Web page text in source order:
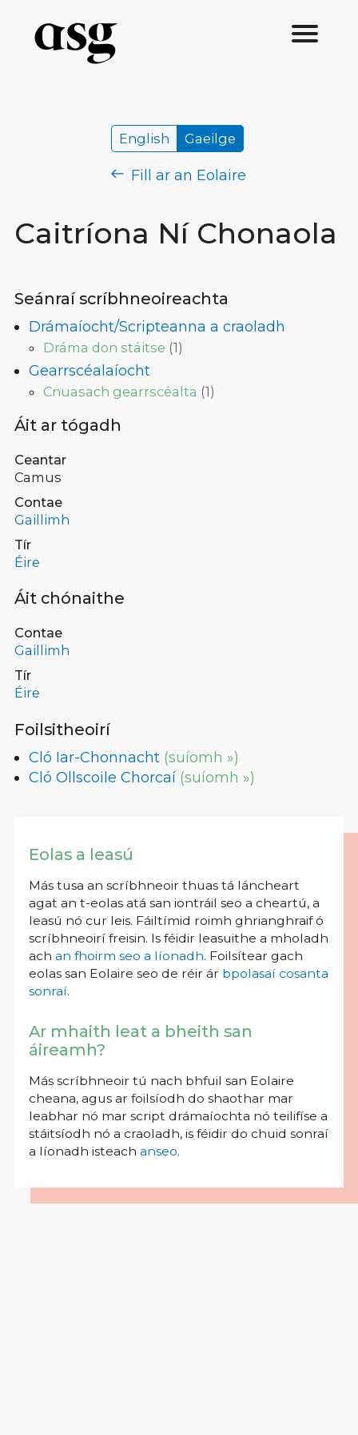
Caitríona Ní Chonaola
English Gaeilge
Fill ar an Eolaire
Seánraí scríbhneoireachta
Drámaíocht/Scripteanna a craoladh
Dráma don stáitse (1)
Gearrscéalaíocht
Cnuasach gearrscéalta (1)
Áit ar tógadh
Ceantar
Camus
Contae
Gaillimh
Tír
Éire
Áit chónaithe
Contae
Gaillimh
Tír
Éire
Foilsitheoirí
Cló Iar-Chonnacht (suíomh »)
Cló Ollscoile Chorcaí (suíomh »)
Eolas a leasú
Más tusa an scríbhneoir thuas tá láncheart
agat an t-eolas atá san iontráil seo a cheartú, a
leasú nó cur leis. Fáiltímid roimh ghrianghraif ó
scríbhneoirí freisin. Is féidir leasuithe a mholadh
ach an fhoirm seo a líonadh. Foilsítear gach
eolas san Eolaire seo de réir ár bpolasaí cosanta
sonraí.
Ar mhaith leat a bheith san
áireamh?
Más scríbhneoir tú nach bhfuil san Eolaire
cheana, agus ar foilsíodh do shaothar mar
leabhar nó mar script drámaíochta nó teilifíse a
stáitsíodh nó a craoladh, is féidir do chuid sonraí
a líonadh isteach anseo.